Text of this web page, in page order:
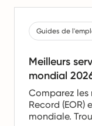
Guides de
Meilleurs
mondial
Comparez les
Record (EOR)
mondiale.